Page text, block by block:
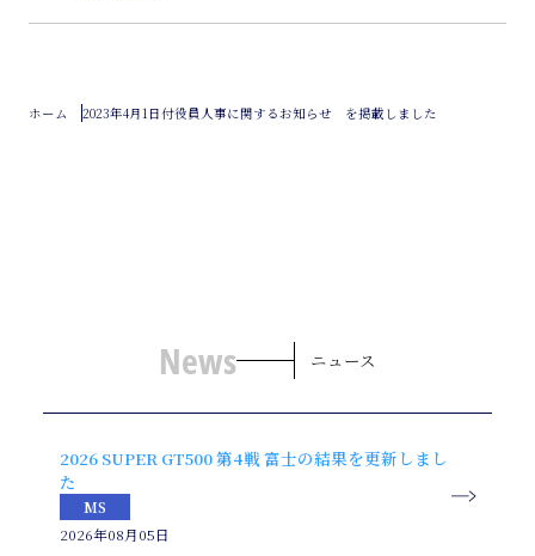
ホーム 2023年4月1日付役員人事に関するお知らせ を掲載しました
News ニュース
2026年08月05日
MS
2026 SUPER GT500 第4戦 富士の結果を更新しまし
た